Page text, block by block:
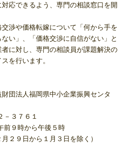
応できるよう、専門の相談窓口を開
渉や価格転嫁について「何から手を
い」、「価格交渉に自信がない」と
に対し、専門の相談員が課題解決の
を行います。
団法人福岡県中小企業振興センタ
－３７６１
９時から午後５時
２９日から１月３日を除く）